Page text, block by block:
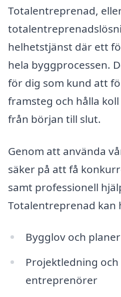
Totalentreprenad,
helhetstjänst där ett
hela byggprocessen.
för dig som kund att
framsteg och hålla
från början till slut.
Genom att använda
säker på att få
samt professionell
Totalentreprenad kan
Bygglov och
Projektledning
entreprenörer